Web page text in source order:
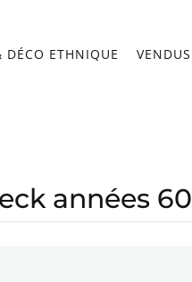
DÉCO ETHNIQUE VENDUS
années 60